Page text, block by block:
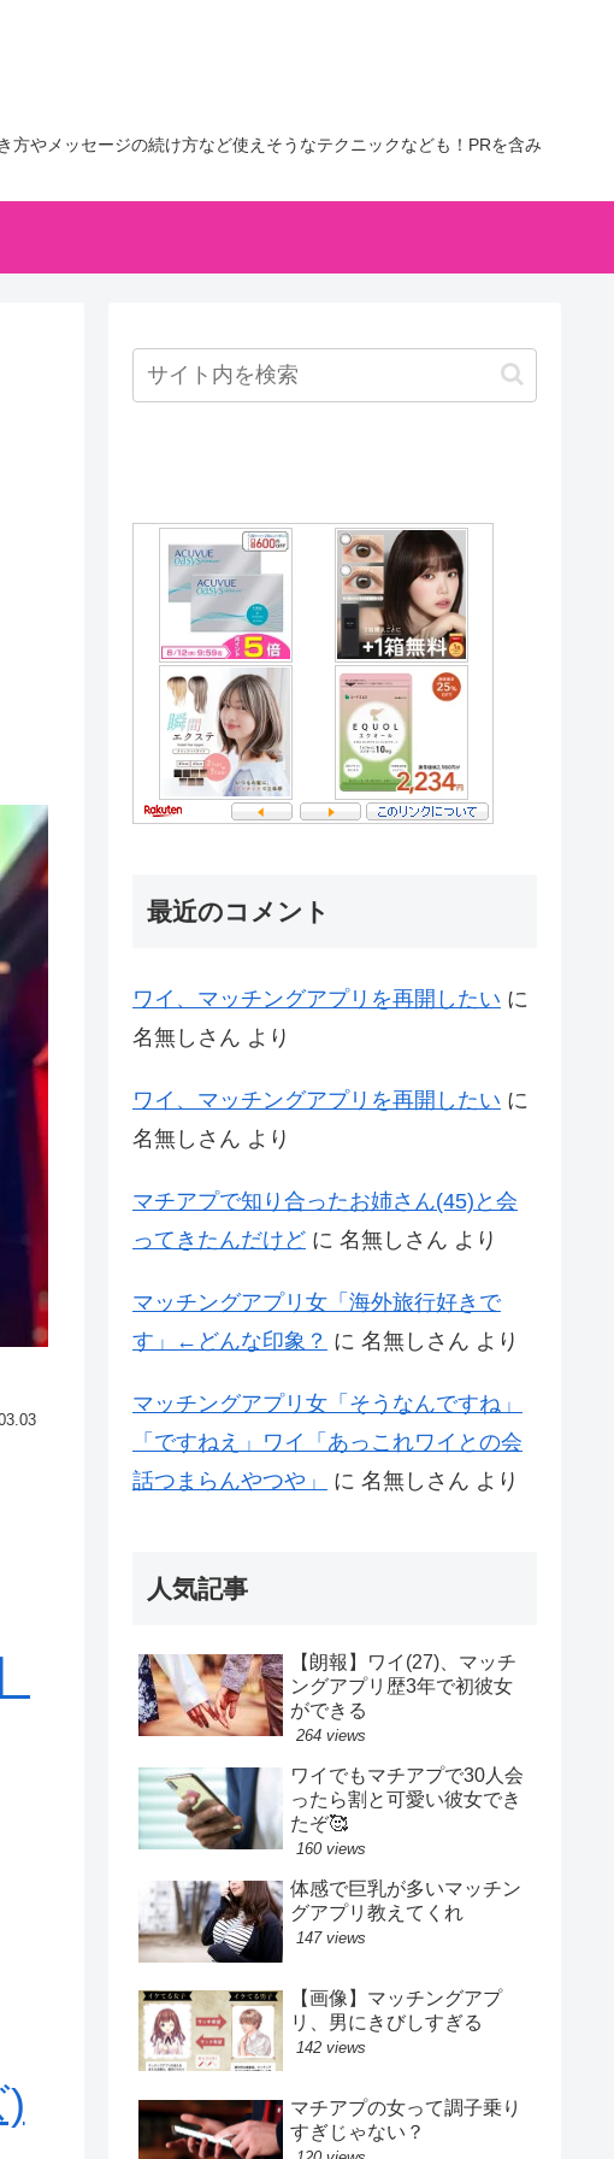
やメッセージの続け方など使えそうなテクニックなども！PRを含み
最近のコメント
ワイ、マッチングアプリを再開したい に
名無しさん より
ワイ、マッチングアプリを再開したい に
名無しさん より
マチアプで知り合ったお姉さん(45)と会
ってきたんだけど に 名無しさん より
マッチングアプリ女「海外旅行好きで
す」←どんな印象？ に 名無しさん より
マッチングアプリ女「そうなんですね」
「ですねえ」ワイ「あっこれワイとの会
話つまらんやつや」
に 名無しさん より
人気記事
【朗報】ワイ(27)、マッチ
ングアプリ歴3年で初彼女
ができる
264 views
ワイでもマチアプで30人会
ったら割と可愛い彼女でき
たぞ🥰
160 views
体感で巨乳が多いマッチン
グアプリ教えてくれ
147 views
【画像】マッチングアプ
リ、男にきびしすぎる
142 views
マチアプの女って調子乗り
すぎじゃない？